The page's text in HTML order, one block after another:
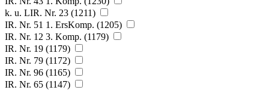
k. u. LIR. Nr. 23 (1211)
IR. Nr. 51 1. ErsKomp. (1205)
IR. Nr. 12 3. Komp. (1179)
IR. Nr. 19 (1179)
IR. Nr. 79 (1172)
IR. Nr. 96 (1165)
IR. Nr. 65 (1147)